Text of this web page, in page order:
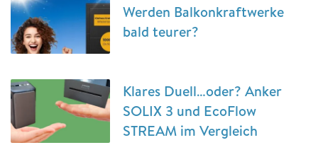
Werden Balkonkraftwerke
bald teurer?
Klares Duell…oder? Anker
SOLIX 3 und EcoFlow
STREAM im Vergleich